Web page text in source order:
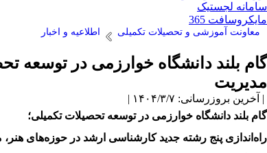
سامانه لجستیک
مایکروسافت 365
معاونت آموزشی و تحصیلات تکمیلی اطلاعیه و اخبار
گام بلند دانشگاه خوارزمی در توسعه
مدیریت
| آخرین بروزرسانی: ۱۴۰۴/۳/۷ |
گام بلند دانشگاه خوارزمی در توسعه تحصیلات تکمیلی؛
راه‌اندازی پنج رشته جدید کارشناسی ارشد در حوزه‌های